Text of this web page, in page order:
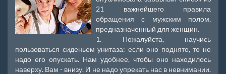
21 важнейшего правила
обращения с мужским полом,
предназначенный для женщин.
1. Пожалуйста, научись
пользоваться сиденьем унитаза: если оно поднято, то не
надо его опускать. Нам удобнее, чтобы оно находилось
наверху. Вам - внизу. И не надо упрекать нас в невнимании.